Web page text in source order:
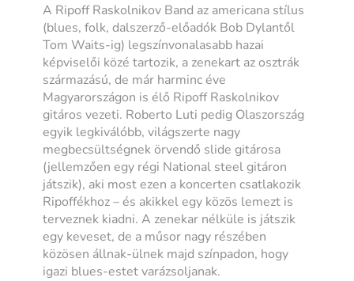
A Ripoff Raskolnikov Band az americana stílus
(blues, folk, dalszerző-előadók Bob Dylantől
Tom Waits-ig) legszínvonalasabb hazai
képviselői közé tartozik, a zenekart az osztrák
származású, de már harminc éve
Magyarországon is élő Ripoff Raskolnikov
gitáros vezeti. Roberto Luti pedig Olaszország
egyik legkiválóbb, világszerte nagy
megbecsültségnek örvendő slide gitárosa
(jellemzően egy régi National steel gitáron
játszik), aki most ezen a koncerten csatlakozik
Ripoffékhoz – és akikkel egy közös lemezt is
terveznek kiadni. A zenekar nélküle is játszik
egy keveset, de a műsor nagy részében
közösen állnak-ülnek majd színpadon, hogy
igazi blues-estet varázsoljanak.